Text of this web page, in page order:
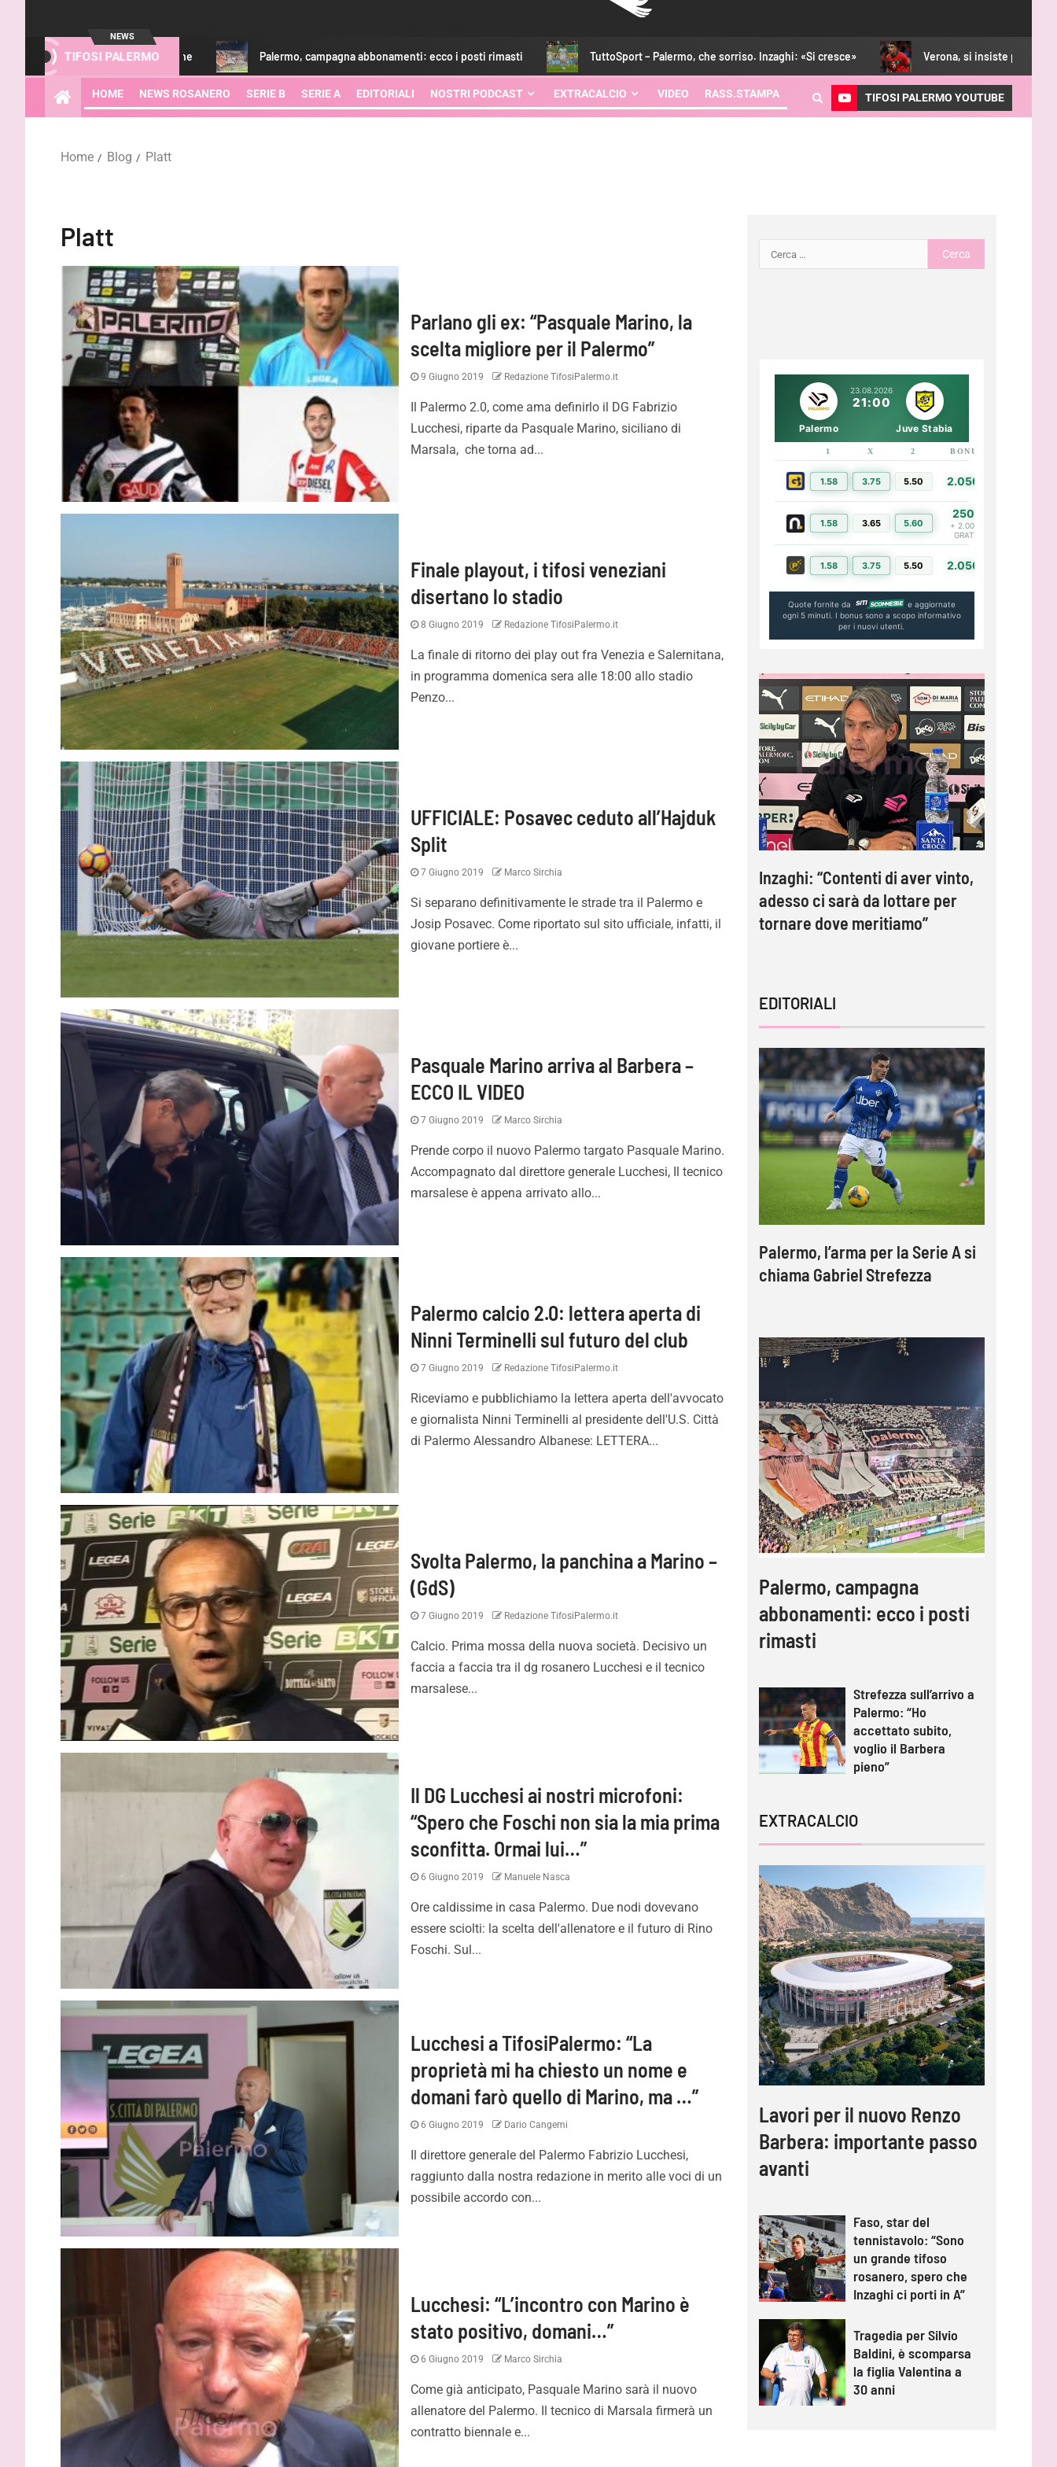
NEWS
TIFOSI PALERMO
nella fideiussione Palermo, campagna abbonamenti: ecco i posti rimasti TuttoSport – Palermo, che sorriso. Inzaghi: «Si cresce» Verona, si insiste per Cheddira: Padova
HOME NEWS ROSANERO SERIE B SERIE A EDITORIALI NOSTRI PODCAST EXTRACALCIO VIDEO RASS.STAMPA TIFOSI PALERMO YOUTUBE
Home Blog Platt
Platt
Parlano gli ex: “Pasquale Marino, la
scelta migliore per il Palermo”
9 Giugno 2019 Redazione TifosiPalermo.it
Il Palermo 2.0, come ama definirlo il DG Fabrizio
Lucchesi, riparte da Pasquale Marino, siciliano di
Marsala, che torna ad...
Finale playout, i tifosi veneziani
disertano lo stadio
8 Giugno 2019 Redazione TifosiPalermo.it
La finale di ritorno dei play out fra Venezia e Salernitana,
in programma domenica sera alle 18:00 allo stadio
Penzo...
UFFICIALE: Posavec ceduto all’Hajduk
Split
7 Giugno 2019 Marco Sirchia
Si separano definitivamente le strade tra il Palermo e
Josip Posavec. Come riportato sul sito ufficiale, infatti, il
giovane portiere è...
Pasquale Marino arriva al Barbera –
ECCO IL VIDEO
7 Giugno 2019 Marco Sirchia
Prende corpo il nuovo Palermo targato Pasquale Marino.
Accompagnato dal direttore generale Lucchesi, Il tecnico
marsalese è appena arrivato allo...
Palermo calcio 2.0: lettera aperta di
Ninni Terminelli sul futuro del club
7 Giugno 2019 Redazione TifosiPalermo.it
Riceviamo e pubblichiamo la lettera aperta dell'avvocato
e giornalista Ninni Terminelli al presidente dell'U.S. Città
di Palermo Alessandro Albanese: LETTERA...
Svolta Palermo, la panchina a Marino –
(GdS)
7 Giugno 2019 Redazione TifosiPalermo.it
Calcio. Prima mossa della nuova società. Decisivo un
faccia a faccia tra il dg rosanero Lucchesi e il tecnico
marsalese...
Il DG Lucchesi ai nostri microfoni:
“Spero che Foschi non sia la mia prima
sconfitta. Ormai lui…”
6 Giugno 2019 Manuele Nasca
Ore caldissime in casa Palermo. Due nodi dovevano
essere sciolti: la scelta dell'allenatore e il futuro di Rino
Foschi. Sul...
Lucchesi a TifosiPalermo: “La
proprietà mi ha chiesto un nome e
domani farò quello di Marino, ma …”
6 Giugno 2019 Dario Cangemi
Il direttore generale del Palermo Fabrizio Lucchesi,
raggiunto dalla nostra redazione in merito alle voci di un
possibile accordo con...
Lucchesi: “L’incontro con Marino è
stato positivo, domani…”
6 Giugno 2019 Marco Sirchia
Come già anticipato, Pasquale Marino sarà il nuovo
allenatore del Palermo. Il tecnico di Marsala firmerà un
contratto biennale e...
23.08.2026
21:00
Palermo Juve Stabia
1 X 2 BONUS
1.58 3.75 5.50 2.050€
1.58 3.65 5.60
250€
+ 2.000€
GRATIS
1.58 3.75 5.50 2.050€
Quote fornite da
e aggiornate
ogni 5 minuti. I bonus sono a scopo informativo
per i nuovi utenti.
Inzaghi: “Contenti di aver vinto,
adesso ci sarà da lottare per
tornare dove meritiamo”
Palermo e il nuovo Barbera: così
lo stadio può aumentare i ricavi
VIDEO – Palermo-Melbourne 2-0:
gli highlights del match
Inzaghi: “Contenti di aver vinto,
adesso ci sarà da lottare per
tornare dove meritiamo”
EDITORIALI
Palermo, l’arma per la Serie A si
chiama Gabriel Strefezza
Palermo, campagna
abbonamenti: ecco i posti
rimasti
Strefezza sull’arrivo a
Palermo: “Ho
accettato subito,
voglio il Barbera
pieno”
EXTRACALCIO
Lavori per il nuovo Renzo
Barbera: importante passo
avanti
Faso, star del
tennistavolo: “Sono
un grande tifoso
rosanero, spero che
Inzaghi ci porti in A”
Tragedia per Silvio
Baldini, è scomparsa
la figlia Valentina a
30 anni